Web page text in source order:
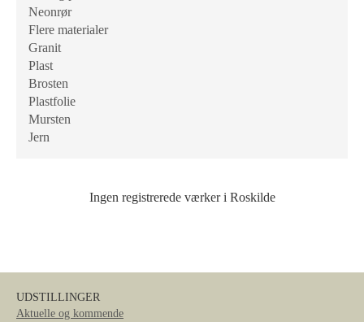
Neonrør
Flere materialer
Granit
Plast
Brosten
Plastfolie
Mursten
Jern
Ingen registrerede værker i Roskilde
UDSTILLINGER
Aktuelle og kommende